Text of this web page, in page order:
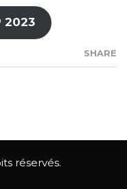
2023
SHARE
réservés.